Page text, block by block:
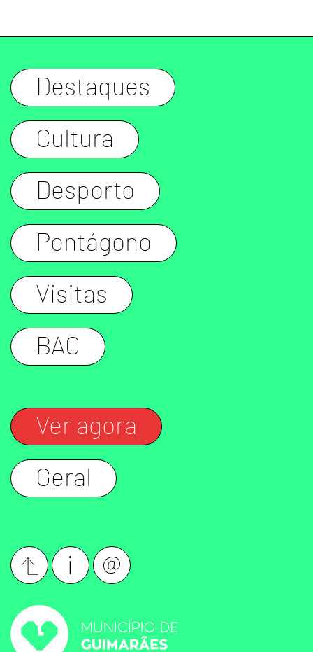
Destaques
Cultura
Desporto
Pentágono
Visitas
BAC
Ver agora
Geral